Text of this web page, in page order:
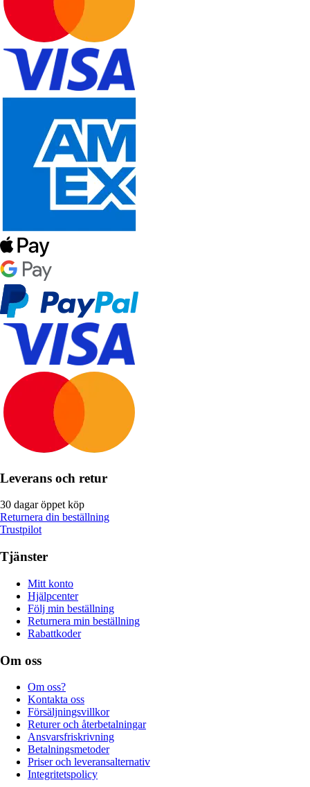
Leverans och retur
30 dagar öppet köp
Returnera din beställning
Trustpilot
Tjänster
Mitt konto
Hjälpcenter
Följ min beställning
Returnera min beställning
Rabattkoder
Om oss
Om oss?
Kontakta oss
Försäljningsvillkor
Returer och återbetalningar
Ansvarsfriskrivning
Betalningsmetoder
Priser och leveransalternativ
Integritetspolicy